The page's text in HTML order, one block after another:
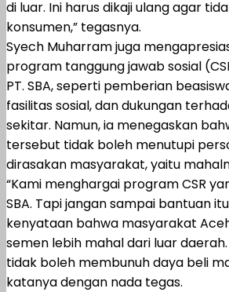
di luar. Ini harus dikaji ulang agar
konsumen,” tegasnya.
Syech Muharram juga
program tanggung jawab sosial
PT. SBA, seperti pemberian
fasilitas sosial, dan dukungan
sekitar. Namun, ia menegaskan
tersebut tidak boleh menutupi
dirasakan masyarakat, yaitu
“Kami menghargai program CSR
SBA. Tapi jangan sampai bantuan
kenyataan bahwa masyarakat
semen lebih mahal dari luar
tidak boleh membunuh daya beli
katanya dengan nada tegas.